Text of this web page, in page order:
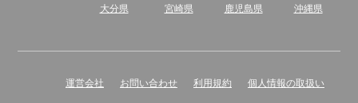
大分県 宮崎県 鹿児島県 沖縄県
運営会社 お問い合わせ 利用規約 個人情報の取扱い